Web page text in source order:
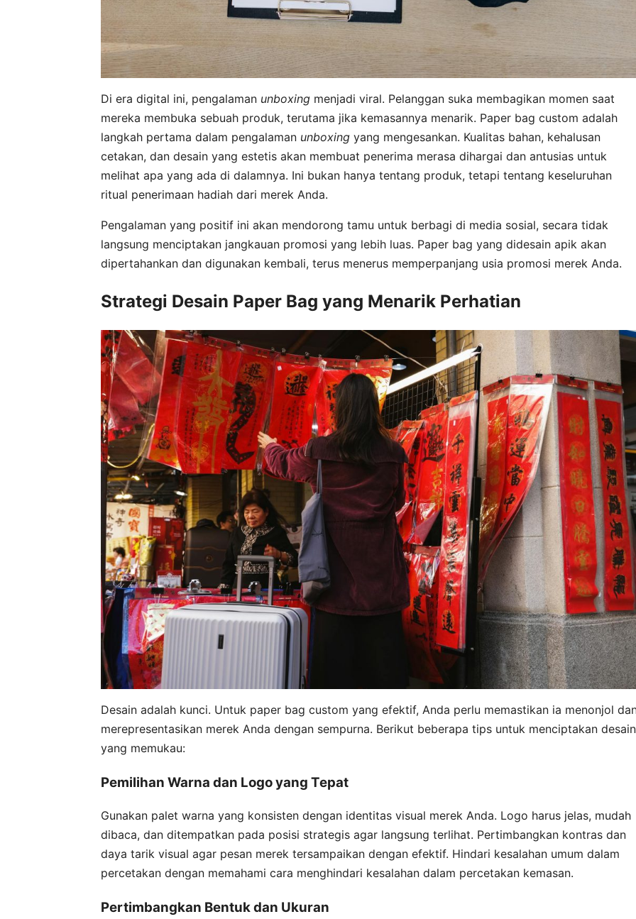
Di era digital ini, pengalaman unboxing menjadi viral. Pelanggan suka membagikan momen saat
mereka membuka sebuah produk, terutama jika kemasannya menarik. Paper bag custom adalah
langkah pertama dalam pengalaman unboxing yang mengesankan. Kualitas bahan, kehalusan
cetakan, dan desain yang estetis akan membuat penerima merasa dihargai dan antusias untuk
melihat apa yang ada di dalamnya. Ini bukan hanya tentang produk, tetapi tentang keseluruhan
ritual penerimaan hadiah dari merek Anda.
Pengalaman yang positif ini akan mendorong tamu untuk berbagi di media sosial, secara tidak
langsung menciptakan jangkauan promosi yang lebih luas. Paper bag yang didesain apik akan
dipertahankan dan digunakan kembali, terus menerus memperpanjang usia promosi merek Anda.
Strategi Desain Paper Bag yang Menarik Perhatian
Desain adalah kunci. Untuk paper bag custom yang efektif, Anda perlu memastikan ia menonjol
merepresentasikan merek Anda dengan sempurna. Berikut beberapa tips untuk menciptakan desain
yang memukau:
Pemilihan Warna dan Logo yang Tepat
Gunakan palet warna yang konsisten dengan identitas visual merek Anda. Logo harus jelas, mudah
dibaca, dan ditempatkan pada posisi strategis agar langsung terlihat. Pertimbangkan kontras dan
daya tarik visual agar pesan merek tersampaikan dengan efektif. Hindari kesalahan umum dalam
percetakan dengan memahami cara menghindari kesalahan dalam percetakan kemasan.
Pertimbangkan Bentuk dan Ukuran